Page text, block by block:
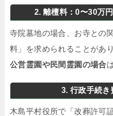
2. 離檀料：0〜30万
寺院墓地の場合、お寺との
料」を求められることがあり
公営霊園や民間霊園の場合
3. 行政手続き
木島平村役所で「改葬許可